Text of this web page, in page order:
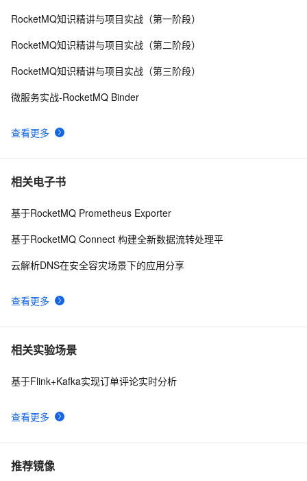
10Kafka Windows运行错误：找不到或无法加载主类
r;C:\Program
查看更多
RocketMQ知识精讲与项目实战（第一阶段）
RocketMQ知识精讲与项目实战（第二阶段）
RocketMQ知识精讲与项目实战（第三阶段）
微服务实战-RocketMQ Binder
相关电子书
查看更多
基于RocketMQ Prometheus Exporter
基于RocketMQ Connect 构建全新数据流转处理平
云解析DNS在安全容灾场景下的应用分享
相关实验场景
查看更多
基于Flink+Kafka实现订单评论实时分析
推荐镜像